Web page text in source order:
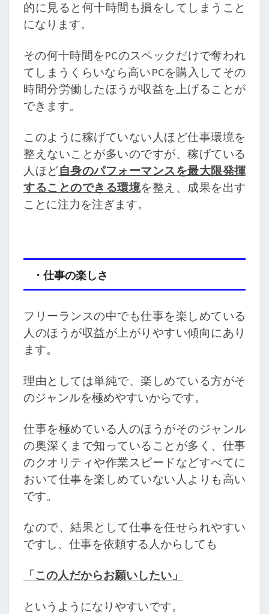
的に見ると何十時間も損をしてしまうこと
になります。
その何十時間をPCのスペックだけで奪われ
てしまうくらいなら高いPCを購入してその
時間分労働したほうが収益を上げることが
できます。
このように稼げていない人ほど仕事環境を
整えないことが多いのですが、稼げている
人ほど自身のパフォーマンスを最大限発揮
することのできる環境を整え、成果を出す
ことに注力を注ぎます。
・仕事の楽しさ
フリーランスの中でも仕事を楽しめている
人のほうが収益が上がりやすい傾向にあり
ます。
理由としては単純で、楽しめている方がそ
のジャンルを極めやすいからです。
仕事を極めている人のほうがそのジャンル
の奥深くまで知っていることが多く、仕事
のクオリティや作業スピードなどすべてに
おいて仕事を楽しめていない人よりも高い
です。
なので、結果として仕事を任せられやすい
ですし、仕事を依頼する人からしても
「この人だからお願いしたい」
というようになりやすいです。